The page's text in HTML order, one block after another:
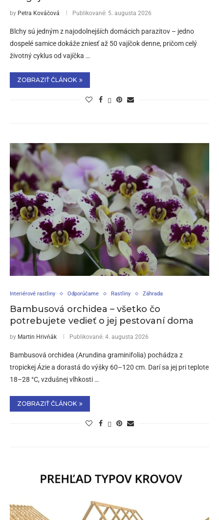
by Petra Kováčová Publikované: 5. augusta 2026
Blchy sú jedným z najodolnejších domácich parazitov – jedno
dospelé samice dokáže zniesť až 50 vajíčok denne, pričom celý
životný cyklus od vajíčka …
ZOBRAZIŤ ČLÁNOK
Interiérové rastliny Odporúčame Rastliny Záhrada
Bambusová orchidea – všetko čo
potrebujete vedieť o jej pestovaní doma
by Martin Hrivňák Publikované: 4. augusta 2026
Bambusová orchidea (Arundina graminifolia) pochádza z
tropickej Ázie a dorastá do výšky 60–120 cm. Darí sa jej pri teplote
18–28 °C, vzdušnej vlhkosti …
ZOBRAZIŤ ČLÁNOK